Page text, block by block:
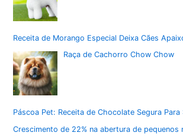
Receita de Morango Especial Deixa Cães
Raça de Cachorro Chow Chow
Páscoa Pet: Receita de Chocolate Segura Para
Crescimento de 22% na abertura de pequenos